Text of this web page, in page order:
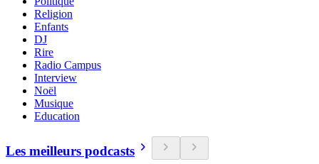
Religion
Enfants
DJ
Rire
Radio Campus
Interview
Noël
Musique
Education
Les meilleurs podcasts